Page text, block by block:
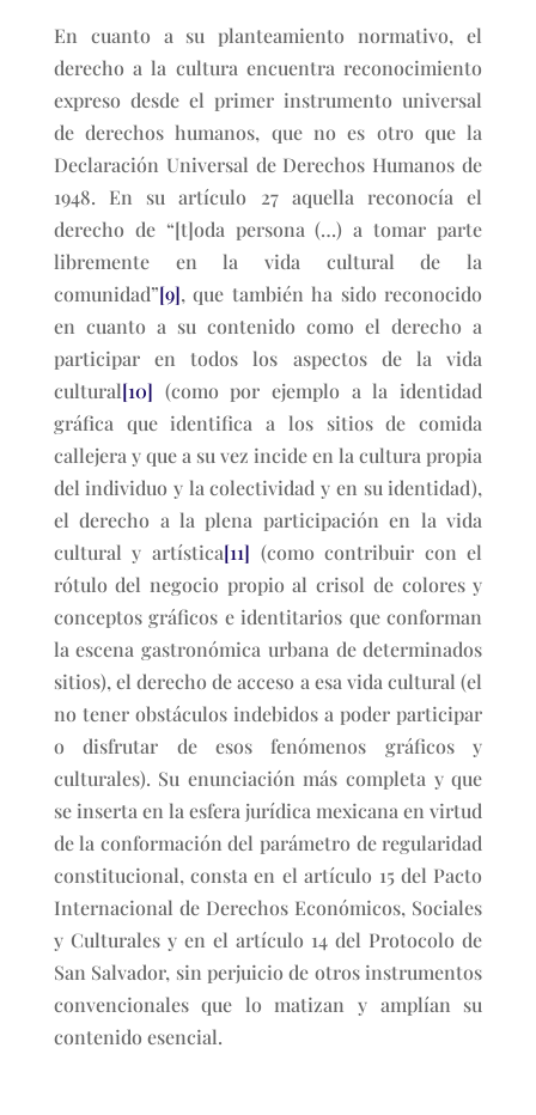
En cuanto a su planteamiento normativo, el
derecho a la cultura encuentra reconocimiento
expreso desde el primer instrumento universal
de derechos humanos, que no es otro que la
Declaración Universal de Derechos Humanos de
1948. En su artículo 27 aquella reconocía el
derecho de “[t]oda persona (…) a tomar parte
libremente en la vida cultural de la
comunidad”[9], que también ha sido reconocido
en cuanto a su contenido como el derecho a
participar en todos los aspectos de la vida
cultural[10] (como por ejemplo a la identidad
gráfica que identifica a los sitios de comida
callejera y que a su vez incide en la cultura propia
del individuo y la colectividad y en su identidad),
el derecho a la plena participación en la vida
cultural y artística[11] (como contribuir con el
rótulo del negocio propio al crisol de colores y
conceptos gráficos e identitarios que conforman
la escena gastronómica urbana de determinados
sitios), el derecho de acceso a esa vida cultural (el
no tener obstáculos indebidos a poder participar
o disfrutar de esos fenómenos gráficos y
culturales). Su enunciación más completa y que
se inserta en la esfera jurídica mexicana en virtud
de la conformación del parámetro de regularidad
constitucional, consta en el artículo 15 del Pacto
Internacional de Derechos Económicos, Sociales
y Culturales y en el artículo 14 del Protocolo de
San Salvador, sin perjuicio de otros instrumentos
convencionales que lo matizan y amplían su
contenido esencial.